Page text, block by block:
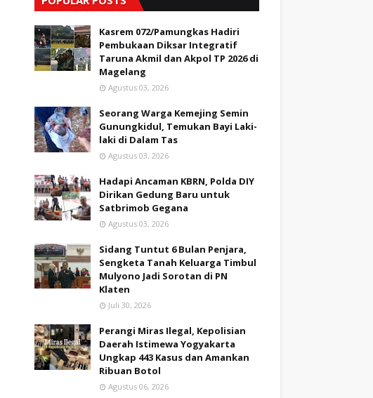
Kasrem 072/Pamungkas Hadiri
Pembukaan Diksar Integratif
Taruna Akmil dan Akpol TP 2026 di
Magelang
Agustus 03, 2026
Seorang Warga Kemejing Semin
Gunungkidul, Temukan Bayi Laki-
laki di Dalam Tas
Agustus 03, 2026
Hadapi Ancaman KBRN, Polda DIY
Dirikan Gedung Baru untuk
Satbrimob Gegana
Agustus 03, 2026
Sidang Tuntut 6 Bulan Penjara,
Sengketa Tanah Keluarga Timbul
Mulyono Jadi Sorotan di PN
Klaten
Juli 30, 2026
Perangi Miras Ilegal, Kepolisian
Daerah Istimewa Yogyakarta
Ungkap 443 Kasus dan Amankan
Ribuan Botol
Agustus 06, 2026